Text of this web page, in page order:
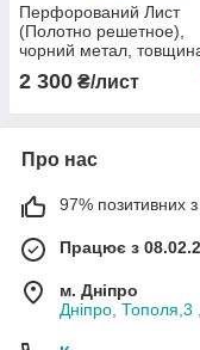
Перфорований Лист
(Полотно решетное),
чорний метал,
2 300 ₴/лист
Про нас
97% позитивних з
Працює з
м. Дніпро
Дніпро, Тополя,3